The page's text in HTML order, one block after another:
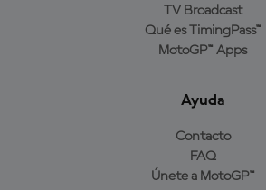
TV Broadcast
Qué es TimingPass™
MotoGP™ Apps
Ayuda
Contacto
FAQ
Únete a MotoGP™